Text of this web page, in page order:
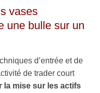
vases
une bulle sur un
d’entrée et de
de trader court
la mise sur les actifs